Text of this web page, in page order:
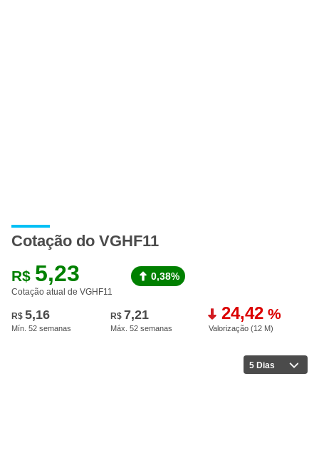
Cotação do VGHF11
R$ 5,23
Cotação atual de VGHF11
0,38%
R$ 5,16
Mín. 52 semanas
R$ 7,21
Máx. 52 semanas
24,42 %
Valorização (12 M)
5 Dias